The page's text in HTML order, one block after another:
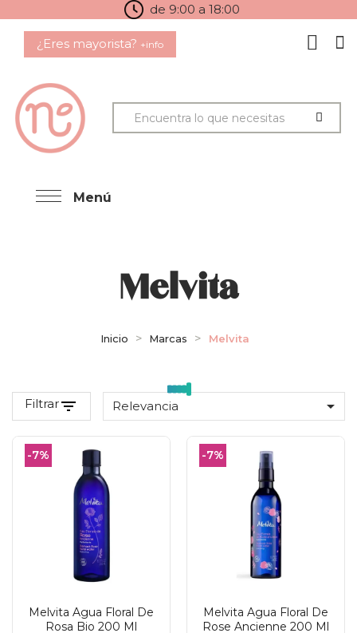
de 9:00 a 18:00
¿Eres mayorista? +info
Menú
Melvita
Inicio Marcas Melvita
Filtrarfilter_list Relevancia 
-7%
Melvita Agua Floral De
Rosa Bio 200 Ml
-7%
Melvita Agua Floral De
Rose Ancienne 200 Ml